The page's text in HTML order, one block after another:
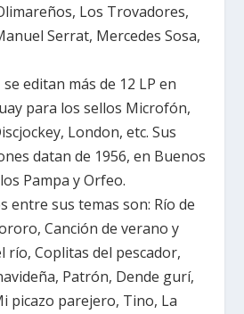
Los Trovadores,
Serrat, Mercedes Sosa,
editan más de 12 LP en
para los sellos Microfón,
London, etc. Sus
datan de 1956, en Buenos
Pampa y Orfeo.
entre sus temas son: Río de
Canción de verano y
río, Coplitas del pescador,
Patrón, Dende gurí,
picazo parejero, Tino, La